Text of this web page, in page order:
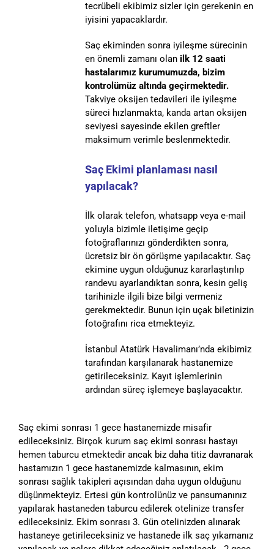
tecrübeli ekibimiz sizler için gerekenin en
iyisini yapacaklardır.
Saç ekiminden sonra iyileşme sürecinin
en önemli zamanı olan ilk 12 saati
hastalarımız kurumumuzda, bizim
kontrolümüz altında geçirmektedir.
Takviye oksijen tedavileri ile iyileşme
süreci hızlanmakta, kanda artan oksijen
seviyesi sayesinde ekilen greftler
maksimum verimle beslenmektedir.
Saç Ekimi planlaması nasıl
yapılacak?
İlk olarak telefon, whatsapp veya e-mail
yoluyla bizimle iletişime geçip
fotoğraflarınızı gönderdikten sonra,
ücretsiz bir ön görüşme yapılacaktır. Saç
ekimine uygun olduğunuz kararlaştırılıp
randevu ayarlandıktan sonra, kesin geliş
tarihinizle ilgili bize bilgi vermeniz
gerekmektedir. Bunun için uçak biletinizin
fotoğrafını rica etmekteyiz.
İstanbul Atatürk Havalimanı’nda ekibimiz
tarafından karşılanarak hastanemize
getirileceksiniz. Kayıt işlemlerinin
ardından süreç işlemeye başlayacaktır.
Saç ekimi sonrası 1 gece hastanemizde misafir
edileceksiniz. Birçok kurum saç ekimi sonrası hastayı
hemen taburcu etmektedir ancak biz daha titiz davranarak
hastamızın 1 gece hastanemizde kalmasının, ekim
sonrası sağlık takipleri açısından daha uygun olduğunu
düşünmekteyiz. Ertesi gün kontrolünüz ve pansumanınız
yapılarak hastaneden taburcu edilerek otelinize transfer
edileceksiniz. Ekim sonrası 3. Gün otelinizden alınarak
hastaneye getirileceksiniz ve hastanede ilk saç yıkamanız